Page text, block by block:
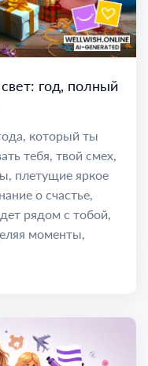
год, полный
который ты
тебя, твой смех,
плетущие яркое
о счастье,
рядом с тобой,
моменты,